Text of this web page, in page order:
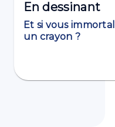
En dessinant
Et si vous
un crayon ?